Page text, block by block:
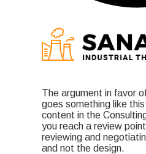
The argument in favor
goes something like
content in the
you reach a review point
reviewing and
and not the design.